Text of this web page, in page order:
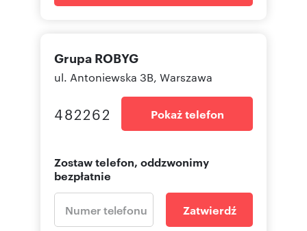
Grupa ROBYG
ul. Antoniewska 3B, Warszawa
482262 Pokaż telefon
Zostaw telefon, oddzwonimy
bezpłatnie
Zatwierdź